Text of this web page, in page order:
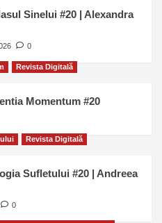
Sinelui #20 | Alexandra
0
Revista Digitală
Momentum #20
Revista Digitală
Sufletului #20 | Andreea
0